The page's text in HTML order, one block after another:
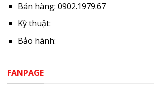
Bán hàng: 0902.1979.67
Kỹ thuật:
Bảo hành:
FANPAGE